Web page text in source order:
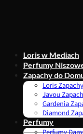
Loris w Mediach
Perfumy
Zapachy do
Loris
Javou
Gardenia
Diamond
Perfumy